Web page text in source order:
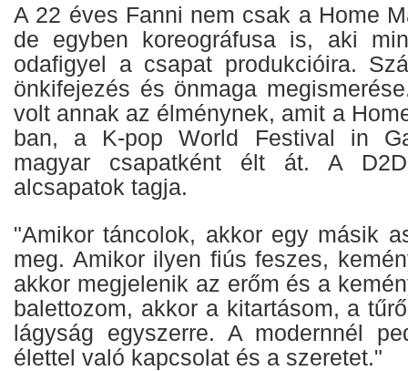
A 22 éves Fanni nem csak a Home
de egyben koreográfusa is, aki
odafigyel a csapat produkcióira.
önkifejezés és önmaga
volt annak az élménynek, amit a
ban, a K-pop World Festival in
magyar csapatként élt át. A
alcsapatok tagja.
"Amikor táncolok, akkor egy másik
meg. Amikor ilyen fiús feszes,
akkor megjelenik az erőm és a
balettozom, akkor a kitartásom, a
lágyság egyszerre. A modernnél
élettel való kapcsolat és a szeretet."